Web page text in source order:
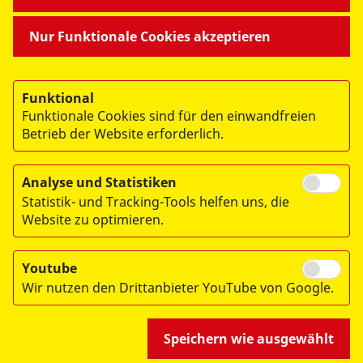
MITMACHEN & HELFEN
BESONDERE PROJEKTE
© 2026 ASB Dresden & Kamenz
Impressum
Datenschutz
Hinweisgebersystem
Nur Funktionale Cookies akzeptieren
Funktional
Funktionale Cookies sind für den einwandfreien
Betrieb der Website erforderlich.
Analyse und Statistiken
Statistik- und Tracking-Tools helfen uns, die
Website zu optimieren.
Youtube
Wir nutzen den Drittanbieter YouTube von Google.
Speichern wie ausgewählt